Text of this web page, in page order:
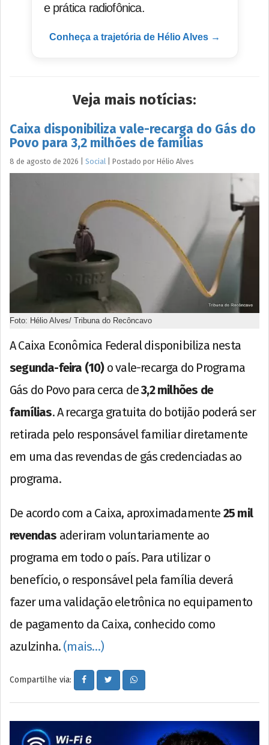
e prática radiofônica.
Conheça a trajetória de Hélio Alves →
Veja mais notícias:
Caixa disponibiliza vale-recarga do Gás do
Povo para 3,2 milhões de famílias
8 de agosto de 2026 Social Postado por Hélio Alves
Foto: Hélio Alves/ Tribuna do Recôncavo
A Caixa Econômica Federal disponibiliza nesta
segunda-feira (10)o vale-recarga do Programa
Gás do Povo para cerca de3,2 milhões de
famílias. A recarga gratuita do botijão poderá ser
retirada pelo responsável familiar diretamente
em uma das revendas de gás credenciadas ao
programa.
De acordo com a Caixa, aproximadamente 25 mil
revendas aderiram voluntariamente ao
programa em todo o país. Para utilizar o
benefício, o responsável pela família deverá
fazer uma validação eletrônica no equipamento
de pagamento da Caixa, conhecido como
azulzinha. (mais…)
Compartilhe via: